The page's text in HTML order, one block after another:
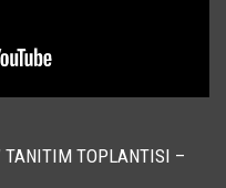
TANITIM TOPLANTISI –